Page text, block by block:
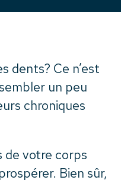
dents? Ce n’est
un peu
chroniques
de votre corps
Bien sûr,